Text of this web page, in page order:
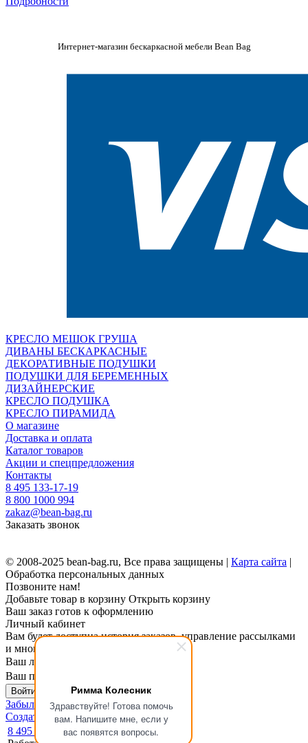
Римма Колесник
Здравствуйте! Готова помочь
вам. Напишите мне, если у
вас появятся вопросы.
Интернет-магазин бескаркасной мебели Bean Bag
КРЕСЛО МЕШОК ГРУША
ДИВАНЫ БЕСКАРКАСНЫЕ
ДЕКОРАТИВНЫЕ ПОДУШКИ
ПОДУШКИ ДЛЯ БЕРЕМЕННЫХ
ДИЗАЙНЕРСКИЕ
КРЕСЛО ПОДУШКА
КРЕСЛО ПИРАМИДА
О магазине
Доставка и оплата
Каталог товаров
Акции и спецпредложения
Контакты
8 495 133-17-19
8 800 1000 994
zakaz@bean-bag.ru
Заказать звонок
© 2008-2025 bean-bag.ru, Все права защищены | Карта сайта |
Обработка персональных данных
Позвоните нам!
Добавьте товар в корзину Открыть корзину
Ваш заказ готов к оформлению
Личный кабинет
Вам будет доступна история заказов, управление рассылками
и многое другое.
Ваш логин
Ваш пароль
Войти в личный кабинет
Забыли пароль?
Создать личный кабинет
8 495 133-17-19